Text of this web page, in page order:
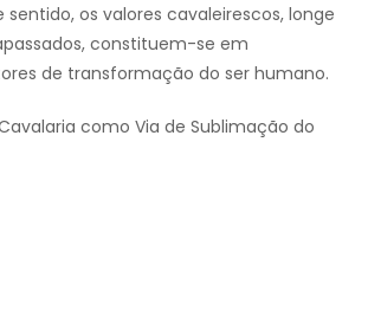
sentido, os valores cavaleirescos, longe
constituem-se em
de transformação do ser humano.
como Via de Sublimação do